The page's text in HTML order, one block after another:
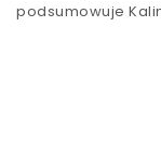
podsumowuje